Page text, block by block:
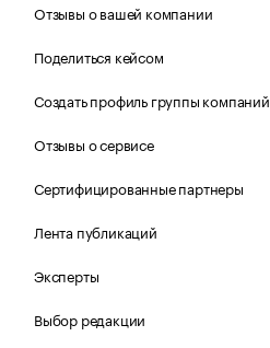
Отзывы о вашей компании
Поделиться кейсом
Создать профиль группы компаний
Отзывы о сервисе
Сертифицированные партнеры
Лента публикаций
Эксперты
Выбор редакции